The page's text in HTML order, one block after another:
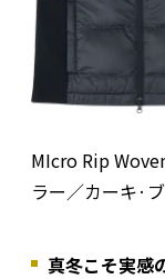
MIcro Rip
ラー／カーキ·
真冬こそ実感